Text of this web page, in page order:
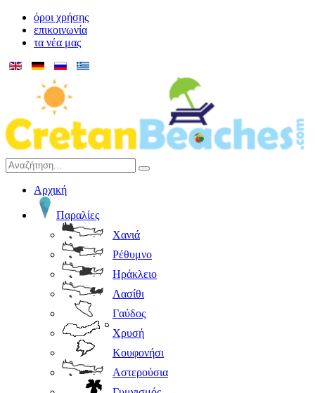
όροι χρήσης
επικοινωνία
τα νέα μας
Αρχική
Παραλίες
Χανιά
Ρέθυμνο
Ηράκλειο
Λασίθι
Γαύδος
Χρυσή
Κουφονήσι
Αστερούσια